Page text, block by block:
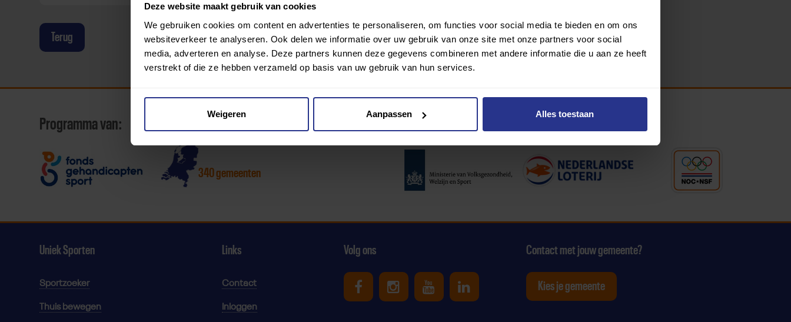
Deze website maakt gebruik van cookies
We gebruiken cookies om content en advertenties te personaliseren, om functies voor social media te bieden en om ons
websiteverkeer te analyseren. Ook delen we informatie over uw gebruik van onze site met onze partners voor social
media, adverteren en analyse. Deze partners kunnen deze gegevens combineren met andere informatie die u aan ze heeft
verstrekt of die ze hebben verzameld op basis van uw gebruik van hun services.
Weigeren Aanpassen Alles toestaan
Terug
Programma van:
340 gemeenten
Partners:
Uniek Sporten
Sportzoeker
Thuis bewegen
Links
Contact
Inloggen
Volg ons
Uniek Sporten op Facebook
Uniek Sporten op Instagram
Uniek Sporten op Youtube
Uniek Sporten op Linkedin
Contact met jouw gemeente?
Kies je gemeente